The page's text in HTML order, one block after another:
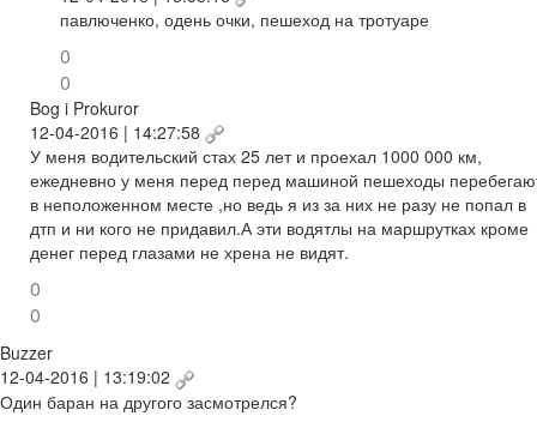
павлюченко, одень очки, пешеход на тротуаре
0
0
Bog i Prokuror
12-04-2016 | 14:27:58
У меня водительский стах 25 лет и проехал 1000 000 км,
ежедневно у меня перед перед машиной пешеходы
в неположенном месте ,но ведь я из за них не разу не попал в
дтп и ни кого не придавил.А эти водятлы на маршрутках кроме
денег перед глазами не хрена не видят.
0
0
Buzzer
12-04-2016 | 13:19:02
Один баран на другого засмотрелся?